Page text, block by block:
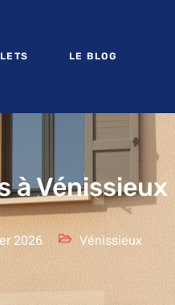
LE BLOG
à Vénissieux
2026 Vénissieux